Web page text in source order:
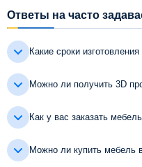
Ответы на часто
Какие сроки
Можно ли получить 3D
Как у вас заказать
Можно ли купить мебель